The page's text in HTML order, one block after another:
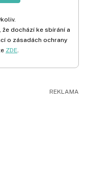
dochází ke sbírání a
o zásadách ochrany
ZDE.